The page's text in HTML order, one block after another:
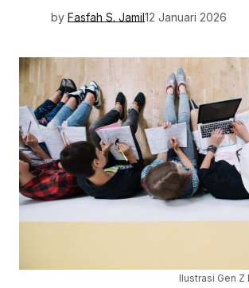
by Fasfah S. Jamil12 Januari 2026
Ilustrasi Gen